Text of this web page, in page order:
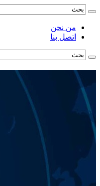
من نحن
اتصل بنا